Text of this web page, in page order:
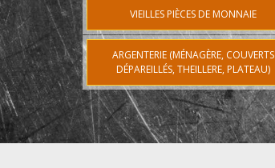
VIEILLES PIÈCES DE MONNAIE
ARGENTERIE (MÉNAGÈRE, COUVERTS
DÉPAREILLÉS, THEILLERE, PLATEAU)